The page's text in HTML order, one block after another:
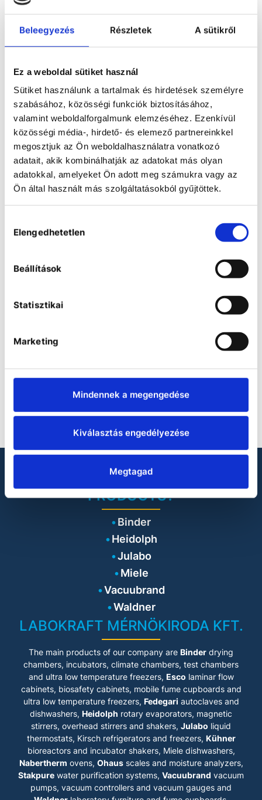
Beleegyezés Részletek A sütikről
Ez a weboldal sütiket használ
Sütiket használunk a tartalmak és hirdetések személyre
szabásához, közösségi funkciók biztosításához,
valamint weboldalforgalmunk elemzéséhez. Ezenkívül
közösségi média-, hirdető- és elemező partnereinkkel
megosztjuk az Ön weboldalhasználatra vonatkozó
adatait, akik kombinálhatják az adatokat más olyan
adatokkal, amelyeket Ön adott meg számukra vagy az
Ön által használt más szolgáltatásokból gyűjtöttek.
kiválasztása
Elengedhetetlen
Beállítások
Statisztikai
Marketing
Mindennek a megengedése
Kiválasztás engedélyezése
Megtagad
vertical glassware set G3 XL
• Vacuum pump Hei-VAC Vario Control
• Tubing set
PRODUCT DOWNLOADS
LOOKING FOR LABORATORY
PRODUCTS?
Binder
Heidolph
Julabo
Miele
Vacuubrand
Waldner
LABOKRAFT MÉRNÖKIRODA KFT.
The main products of our company are Binder drying
chambers, incubators, climate chambers, test chambers
and ultra low temperature freezers, Esco laminar flow
cabinets, biosafety cabinets, mobile fume cupboards and
ultra low temperature freezers, Fedegari autoclaves and
dishwashers, Heidolph rotary evaporators, magnetic
stirrers, overhead stirrers and shakers, Julabo liquid
thermostats, Kirsch refrigerators and freezers, Kühner
bioreactors and incubator shakers, Miele dishwashers,
Nabertherm ovens, Ohausscales and moisture analyzers,
Stakpure water purification systems, Vacuubrand vacuum
pumps, vacuum controllers and vacuum gauges and